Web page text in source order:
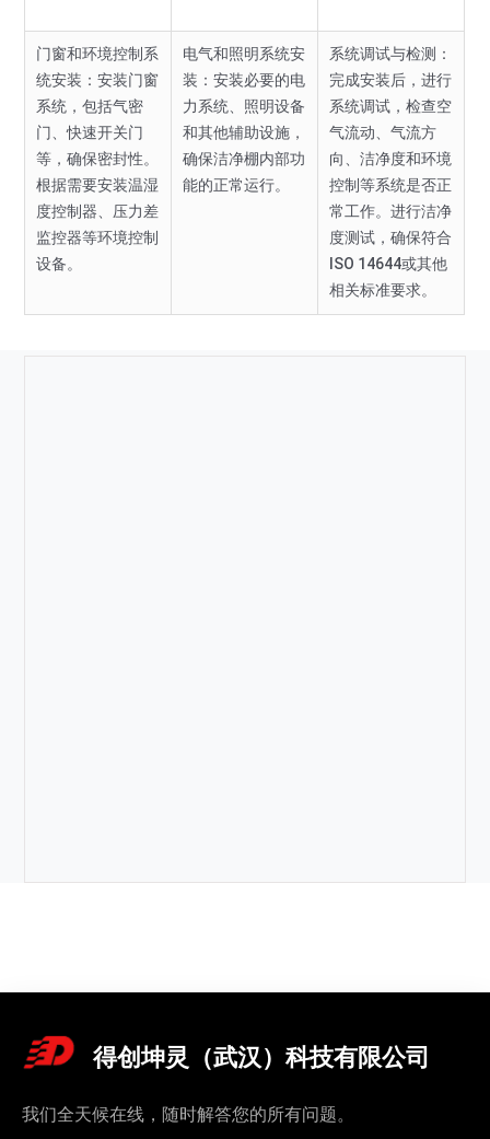
门窗和环境控制系
统安装：安装门窗
系统，包括气密
门、快速开关门
等，确保密封性。
根据需要安装温湿
度控制器、压力差
监控器等环境控制
设备。
电气和照明系统安
装：安装必要的电
力系统、照明设备
和其他辅助设施，
确保洁净棚内部功
能的正常运行。
系统调试与检测：
完成安装后，进行
系统调试，检查空
气流动、气流方
向、洁净度和环境
控制等系统是否正
常工作。进行洁净
度测试，确保符合
ISO 14644或其他
相关标准要求。
得创坤灵（武汉）科技有限公司
我们全天候在线，随时解答您的所有问题。